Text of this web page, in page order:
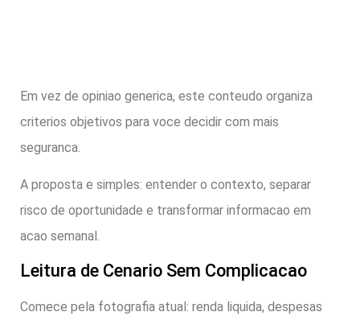
Em vez de opiniao generica, este conteudo organiza
criterios objetivos para voce decidir com mais
seguranca.
A proposta e simples: entender o contexto, separar
risco de oportunidade e transformar informacao em
acao semanal.
Leitura de Cenario Sem Complicacao
Comece pela fotografia atual: renda liquida, despesas